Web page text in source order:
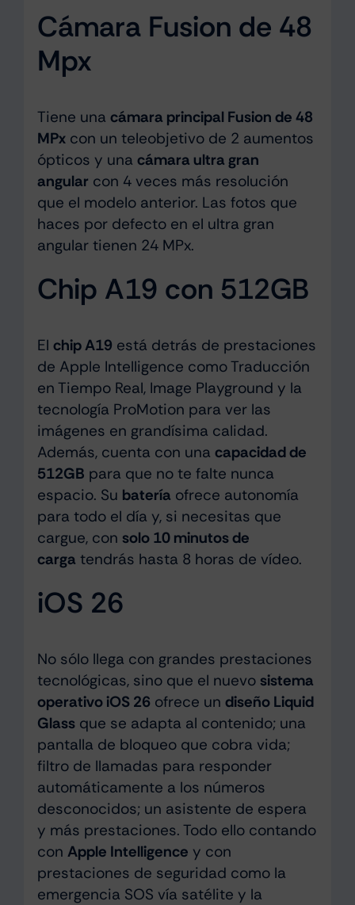
Cámara Fusion de 48
Mpx
Tiene una cámara principal Fusion de 48
MPxcon un teleobjetivo de 2 aumentos
ópticos y una cámara ultra gran
angular con 4 veces más resolución
que el modelo anterior. Las fotos que
haces por defecto en el ultra gran
angular tienen 24 MPx.
Chip A19 con 512GB
El chip A19 está detrás de prestaciones
de Apple Intelligence como Traducción
en Tiempo Real, Image Playground y la
tecnología ProMotion para ver las
imágenes en grandísima calidad.
Además, cuenta con una capacidad de
512GB para que no te falte nunca
espacio. Su batería ofrece autonomía
para todo el día y, si necesitas que
cargue, con solo 10 minutos de
carga tendrás hasta 8 horas de vídeo.
iOS 26
No sólo llega con grandes prestaciones
tecnológicas, sino que el nuevo sistema
operativo iOS 26 ofrece un diseño Liquid
Glass que se adapta al contenido; una
pantalla de bloqueo que cobra vida;
filtro de llamadas para responder
automáticamente a los números
desconocidos; un asistente de espera
y más prestaciones. Todo ello contando
con Apple Intelligence y con
prestaciones de seguridad como la
emergencia SOS vía satélite y la